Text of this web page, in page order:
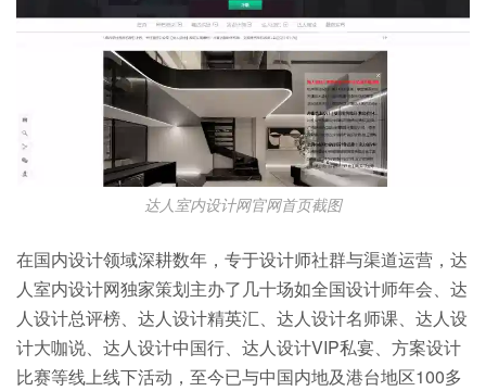
达人室内设计网官网首页截图
在国内设计领域深耕数年，专于设计师社群与渠道运营，达
人室内设计网独家策划主办了几十场如全国设计师年会、达
人设计总评榜、达人设计精英汇、达人设计名师课、达人设
计大咖说、达人设计中国行、达人设计VIP私宴、方案设计
比赛等线上线下活动，至今已与中国内地及港台地区100多